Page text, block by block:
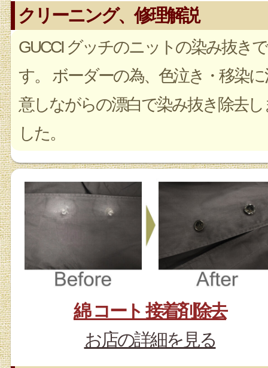
クリーニング、修理解説
GUCCI グッチのニットの染み抜きで
す。 ボーダーの為、色泣き・移染に
意しながらの漂白で染み抜き除去し
した。
綿 コート 接着剤除去
お店の詳細を見る